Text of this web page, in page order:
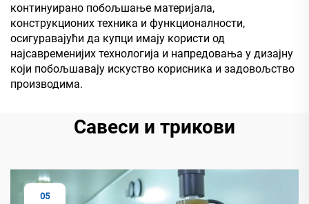
континуирано побољшање материјала,
конструкционих техника и функционалности,
осигуравајући да купци имају користи од
најсавременијих технологија и напредовања у дизајну
који побољшавају искуство корисника и задовољство
производима.
Савеси и трикови
05